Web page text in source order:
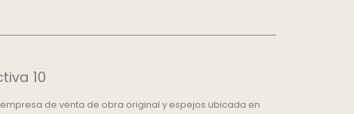
10
empresa de venta de obra original y espejos ubicada en